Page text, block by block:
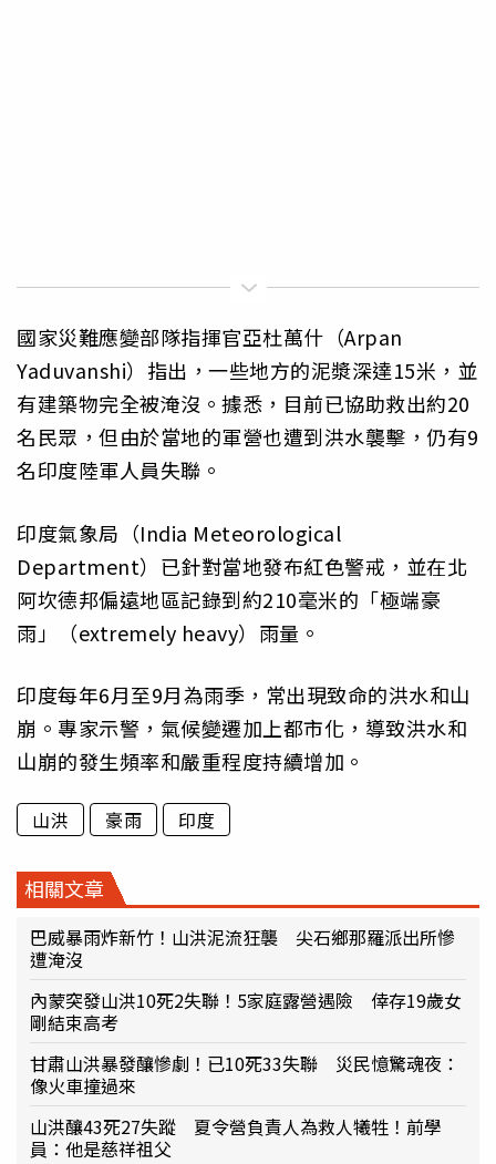
國家災難應變部隊指揮官亞杜萬什（Arpan
Yaduvanshi）指出，一些地方的泥漿深達15米，並
有建築物完全被淹沒。據悉，目前已協助救出約20
名民眾，但由於當地的軍營也遭到洪水襲擊，仍有9
名印度陸軍人員失聯。
印度氣象局（India Meteorological
Department）已針對當地發布紅色警戒，並在北
阿坎德邦偏遠地區記錄到約210毫米的「極端豪
雨」（extremely heavy）雨量。
印度每年6月至9月為雨季，常出現致命的洪水和山
崩。專家示警，氣候變遷加上都市化，導致洪水和
山崩的發生頻率和嚴重程度持續增加。
山洪 豪雨 印度
相關文章
巴威暴雨炸新竹！山洪泥流狂襲 尖石鄉那羅派出所慘
遭淹沒
內蒙突發山洪10死2失聯！5家庭露營遇險 倖存19歲女
剛結束高考
甘肅山洪暴發釀慘劇！已10死33失聯 災民憶驚魂夜：
像火車撞過來
山洪釀43死27失蹤 夏令營負責人為救人犧牲！前學
員：他是慈祥祖父